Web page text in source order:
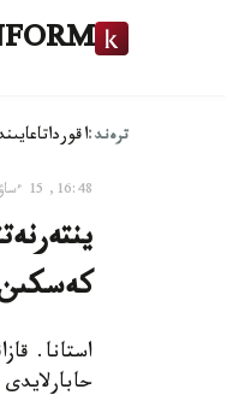
ترەند:اقوردا
16:48, 15 ءساۋىر 2015
استانا.
حابارلايدى Tengrinews.kz ءتىلشىسى.